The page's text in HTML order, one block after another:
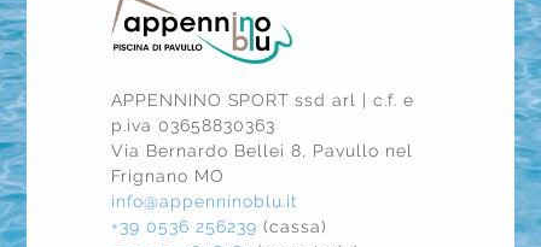
APPENNINO SPORT ssd arl | c.f. e
p.iva 03658830363
Via Bernardo Bellei 8, Pavullo nel
Frignano MO
info@appenninoblu.it
+39 0536 256239 (cassa)